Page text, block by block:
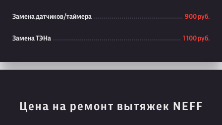
Замена датчиков/таймера 900 руб.
Замена ТЭНа 1 100 руб.
Цена на ремонт вытяжек NEFF